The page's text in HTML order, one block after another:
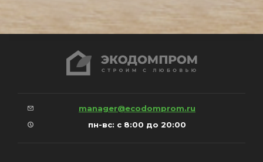
manager@ecodomprom.ru
пн-вс: с 8:00 до 20:00